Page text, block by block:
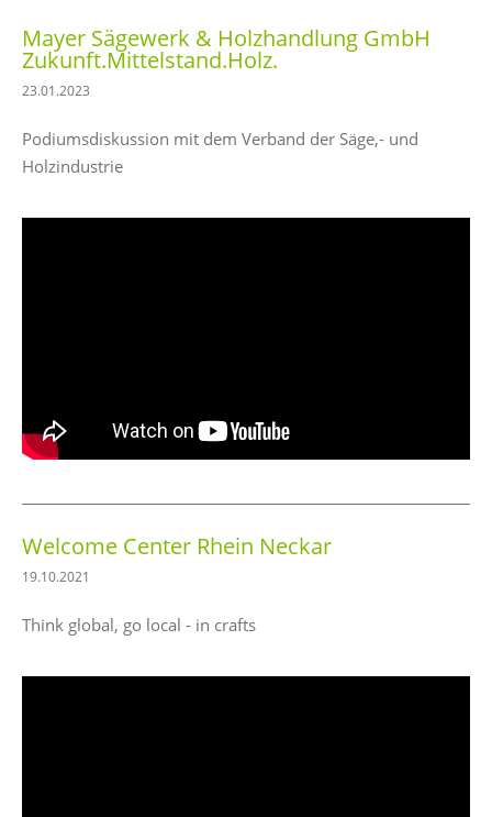
Mayer Sägewerk & Holzhandlung GmbH
Zukunft.Mittelstand.Holz.
23.01.2023
Podiumsdiskussion mit dem Verband der Säge,- und
Holzindustrie
Welcome Center Rhein Neckar
19.10.2021
Think global, go local - in crafts